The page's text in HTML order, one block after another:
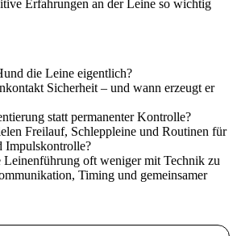
Erfahrungen an der Leine so wichtig
die Leine eigentlich?
Sicherheit – und wann erzeugt er
statt permanenter Kontrolle?
Freilauf, Schleppleine und Routinen für
Impulskontrolle?
oft weniger mit Technik zu
Timing und gemeinsamer